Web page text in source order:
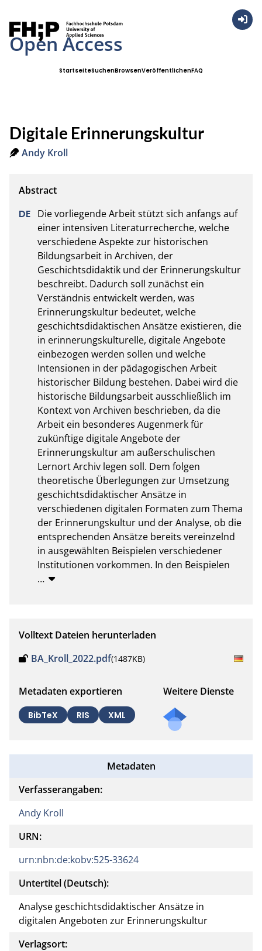
Open Access
StartseiteSuchenBrowsenVeröffentlichenFAQ
Digitale Erinnerungskultur
Andy Kroll
Die vorliegende Arbeit stützt sich anfangs auf
einer intensiven Literaturrecherche, welche
verschiedene Aspekte zur historischen
Bildungsarbeit in Archiven, der
Geschichtsdidaktik und der Erinnerungskultur
beschreibt. Dadurch soll zunächst ein
Verständnis entwickelt werden, was
Erinnerungskultur bedeutet, welche
geschichtsdidaktischen Ansätze existieren, die
in erinnerungskulturelle, digitale Angebote
einbezogen werden sollen und welche
Intensionen in der pädagogischen Arbeit
historischer Bildung bestehen. Dabei wird die
historische Bildungsarbeit ausschließlich im
Kontext von Archiven beschrieben, da die
Arbeit ein besonderes Augenmerk für
zukünftige digitale Angebote der
Erinnerungskultur am außerschulischen
Lernort Archiv legen soll. Dem folgen
theoretische Überlegungen zur Umsetzung
geschichtsdidaktischer Ansätze in
verschiedenen digitalen Formaten zum Thema
der Erinnerungskultur und der Analyse, ob die
entsprechenden Ansätze bereits vereinzelnd
in ausgewählten Beispielen verschiedener
Institutionen vorkommen. In den Beispielen
…
Volltext Dateien herunterladen
BA_Kroll_2022.pdf(1487KB)
Metadaten exportieren
BibTeX RIS XML
Weitere Dienste
Metadaten
Verfasserangaben:
Andy Kroll
URN:
urn:nbn:de:kobv:525-33624
Untertitel (Deutsch):
Analyse geschichtsdidaktischer Ansätze in
digitalen Angeboten zur Erinnerungskultur
Verlagsort: